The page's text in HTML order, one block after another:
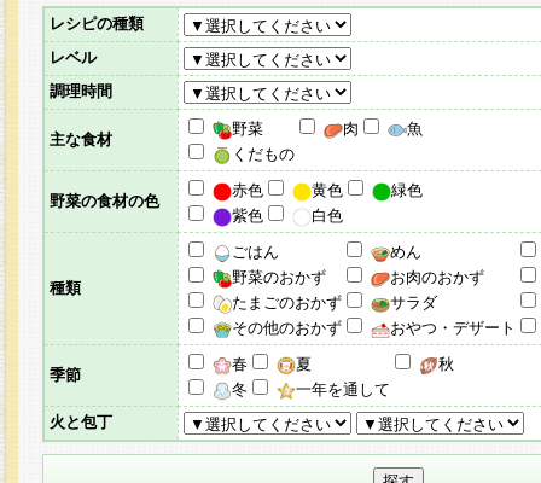
レシピの種類
レベル
調理時間
主な食材
野菜 肉
魚
くだもの
野菜の食材の色
赤色 黄色
緑色
紫色
白色
種類
ごはん
めん
野菜のおかず
お肉のおかず
たまごのおかず
サラダ
その他のおかず
おやつ・デザート
季節
春 夏
秋
冬
一年を通して
火と包丁